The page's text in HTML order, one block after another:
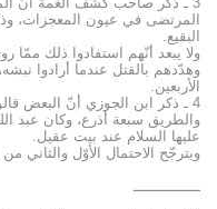
المرتضى في عيون المعجزات،
البقيع.
ولا يبعد أنّهم استفادوا ذلك ممّا
وهدّدهم بالقتل عندما أرادوا
الأربعين.
4 ـ ذكر ابن الجوزي أنّ البعض
والطريق سبعة أذرع، وكان عبد
عليها السلام عند بيت عقيل.
ويترجّح الاحتمال الأوّل والثاني من